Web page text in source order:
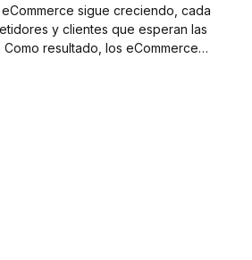
sigue creciendo, cada
y clientes que esperan las
resultado, los eCommerce